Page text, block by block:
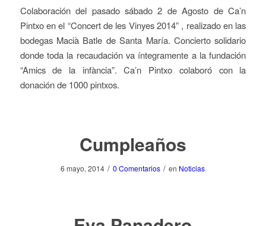
Colaboración del pasado sábado 2 de Agosto de Ca’n
Pintxo en el “Concert de les Vinyes 2014” , realizado en las
bodegas Macià Batle de Santa María. Concierto solidario
donde toda la recaudación va íntegramente a la fundación
“Amics de la infància”. Ca’n Pintxo colaboró con la
donación de 1000 pintxos.
Cumpleaños
6 mayo, 2014 / 0 Comentarios / en Noticias